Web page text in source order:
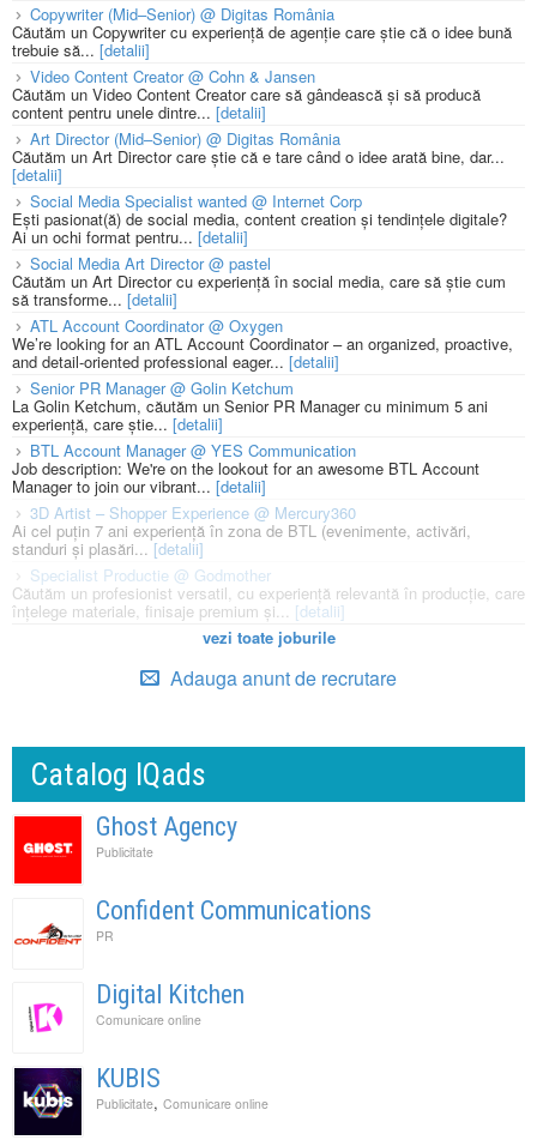
Copywriter (Mid–Senior) @ Digitas România
Căutăm un Copywriter cu experiență de agenție care știe că o idee bună
trebuie să... [detalii]
Video Content Creator @ Cohn & Jansen
Căutăm un Video Content Creator care să gândească și să producă
content pentru unele dintre... [detalii]
Art Director (Mid–Senior) @ Digitas România
Căutăm un Art Director care știe că e tare când o idee arată bine, dar...
[detalii]
Social Media Specialist wanted @ Internet Corp
Ești pasionat(ă) de social media, content creation și tendințele digitale?
Ai un ochi format pentru... [detalii]
Social Media Art Director @ pastel
Căutăm un Art Director cu experiență în social media, care să știe cum
să transforme... [detalii]
ATL Account Coordinator @ Oxygen
We’re looking for an ATL Account Coordinator – an organized, proactive,
and detail-oriented professional eager... [detalii]
Senior PR Manager @ Golin Ketchum
La Golin Ketchum, căutăm un Senior PR Manager cu minimum 5 ani
experiență, care știe... [detalii]
BTL Account Manager @ YES Communication
Job description: We're on the lookout for an awesome BTL Account
Manager to join our vibrant... [detalii]
3D Artist – Shopper Experience @ Mercury360
Ai cel puțin 7 ani experiență în zona de BTL (evenimente, activări,
standuri și plasări... [detalii]
Specialist Productie @ Godmother
Căutăm un profesionist versatil, cu experiență relevantă în producție, care
înțelege materiale, finisaje premium și... [detalii]
vezi toate joburile
Adauga anunt de recrutare
Catalog IQads
Ghost Agency
Publicitate
Confident Communications
PR
Digital Kitchen
Comunicare online
KUBIS
Publicitate, Comunicare online